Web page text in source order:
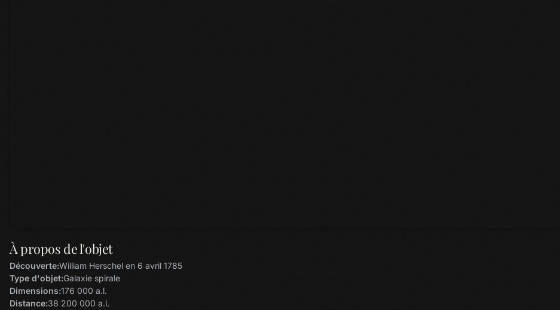
À propos de l'objet
Découverte:William Herschel en 6 avril 1785
Type d'objet:Galaxie spirale
Dimensions:176 000 a.l.
Distance:38 200 000 a.l.